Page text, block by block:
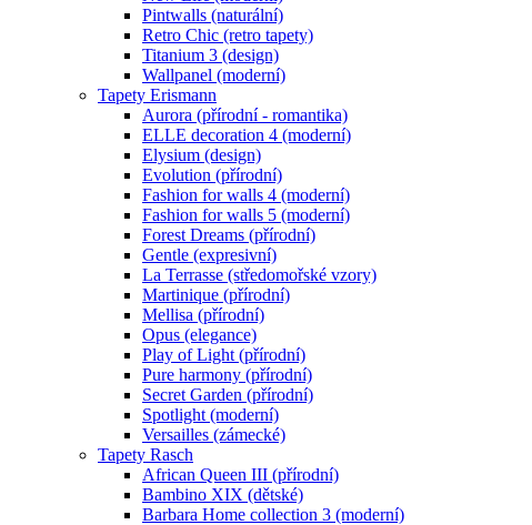
Pintwalls (naturální)
Retro Chic (retro tapety)
Titanium 3 (design)
Wallpanel (moderní)
Tapety Erismann
Aurora (přírodní - romantika)
ELLE decoration 4 (moderní)
Elysium (design)
Evolution (přírodní)
Fashion for walls 4 (moderní)
Fashion for walls 5 (moderní)
Forest Dreams (přírodní)
Gentle (expresivní)
La Terrasse (středomořské vzory)
Martinique (přírodní)
Mellisa (přírodní)
Opus (elegance)
Play of Light (přírodní)
Pure harmony (přírodní)
Secret Garden (přírodní)
Spotlight (moderní)
Versailles (zámecké)
Tapety Rasch
African Queen III (přírodní)
Bambino XIX (dětské)
Barbara Home collection 3 (moderní)